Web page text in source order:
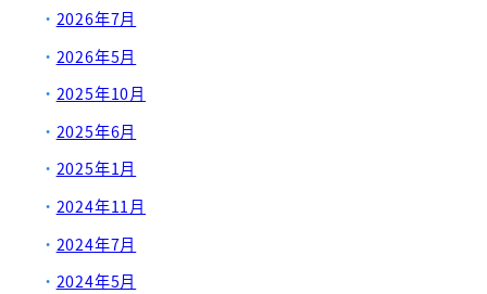
2026年7月
2026年5月
2025年10月
2025年6月
2025年1月
2024年11月
2024年7月
2024年5月